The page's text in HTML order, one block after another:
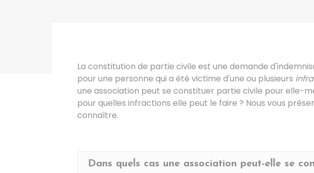
La constitution de partie civile est une demande
pour une personne qui a été victime d'une ou plusieurs
une association peut se constituer partie civile pour elle-
pour quelles infractions elle peut le faire ? Nous vous
connaître.
Dans quels cas une association peut-elle se